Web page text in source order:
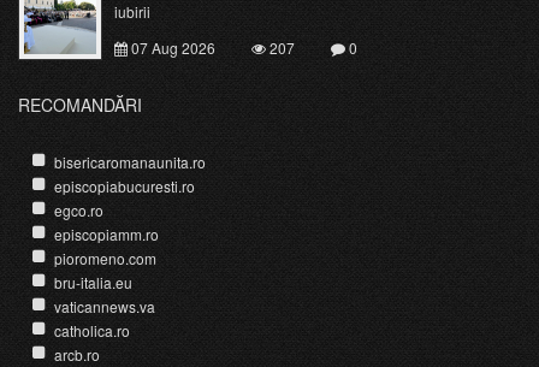
iubirii
07 Aug 2026
207 0
RECOMANDĂRI
bisericaromanaunita.ro
episcopiabucuresti.ro
egco.ro
episcopiamm.ro
pioromeno.com
bru-italia.eu
vaticannews.va
catholica.ro
arcb.ro